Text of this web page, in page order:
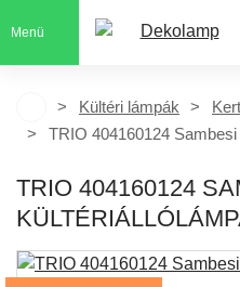
Menü
Kültéri lámpák
TRIO 404160124
TRIO 404160124